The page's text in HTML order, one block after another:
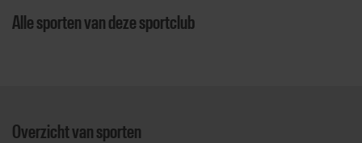
Alle sporten van deze sportclub
Overzicht van sporten